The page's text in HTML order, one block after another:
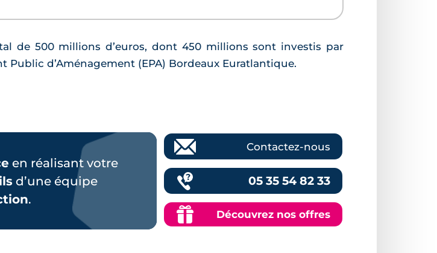
de 500 millions d’euros, dont 450 millions sont investis par
d’Aménagement (EPA) Bordeaux Euratlantique.
en réalisant votre
d’une équipe
.
Contactez-nous
05 35 54 82 33
Découvrez nos offres